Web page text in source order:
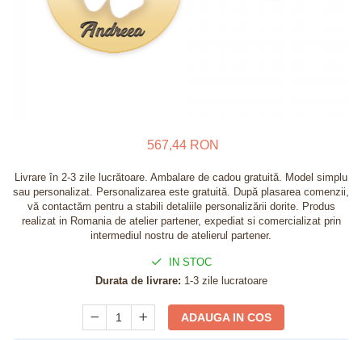
567,44 RON
Livrare în 2-3 zile lucrătoare. Ambalare de cadou gratuită. Model simplu
sau personalizat. Personalizarea este gratuită. După plasarea comenzii,
vă contactăm pentru a stabili detaliile personalizării dorite. Produs
realizat in Romania de atelier partener, expediat si comercializat prin
intermediul nostru de atelierul partener.
IN STOC
Durata de livrare: 1-3 zile lucratoare
ADAUGA IN COS